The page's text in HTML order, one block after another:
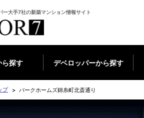
ー大手7社の新築マンション情報サイト
ら探す デベロッパーから探す
プ パークホームズ錦糸町北斎通り